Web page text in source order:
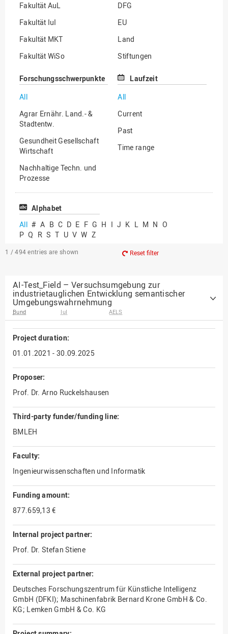
Fakultät AuL
Fakultät IuI
Fakultät MKT
Fakultät WiSo
DFG
EU
Land
Stiftungen
Sonstige
Forschungsschwerpunkte
All
Agrar Ernähr. Land.- &
Stadtentw.
Gesundheit Gesellschaft
Wirtschaft
Nachhaltige Techn. und
Prozesse
Vielfältiges Forschen
Laufzeit
All
Current
Past
Time range
Alphabet
All # A B C D E F G H I J K L M N O
P Q R S T U V W Z
1 / 494 entries are shown Reset filter
AI-Test_Field – Versuchsumgebung zur
industrietauglichen Entwicklung semantischer
Umgebungswahrnehmung
Bund IuI AELS
Project duration:
01.01.2021 - 30.09.2025
Proposer:
Prof. Dr. Arno Ruckelshausen
Third-party funder/funding line:
BMLEH
Faculty:
Ingenieurwissenschaften und Informatik
Funding amount:
877.659,13 €
Internal project partner:
Prof. Dr. Stefan Stiene
External project partner:
Deutsches Forschungszentrum für Künstliche Intelligenz
GmbH (DFKI); Maschinenfabrik Bernard Krone GmbH & Co.
KG; Lemken GmbH & Co. KG